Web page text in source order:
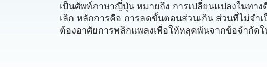
เป็นศัพท์ภาษาญี่ปุ่น หมายถึง การเปลี่ยนแปลงในทา
เลิก หลักการคือ การลดขั้นตอนส่วนเกิน ส่วนที่ไม่จำ
ต้องอาศัยการพลิกแพลงเพื่อให้หลุดพ้นจากข้อจำกัด